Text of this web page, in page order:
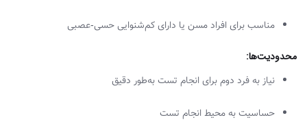
مناسب برای افراد مسن یا دارای کم‌شنوایی حسی-عصبی
محدودیت‌ها:
نیاز به فرد دوم برای انجام تست به‌طور دقیق
حساسیت به محیط انجام تست